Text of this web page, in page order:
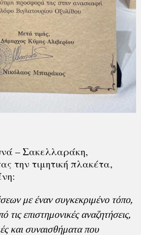
– Σακελλαράκη,
την τιμητική πλακέτα,
με έναν συγκεκριμένο τόπο,
τις επιστημονικές αναζητήσεις,
και συναισθήματα που